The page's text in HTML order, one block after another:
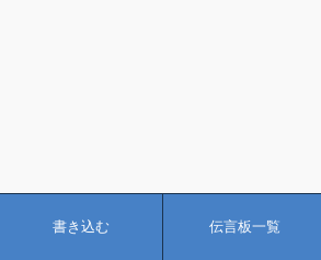
書き込む 伝言板一覧